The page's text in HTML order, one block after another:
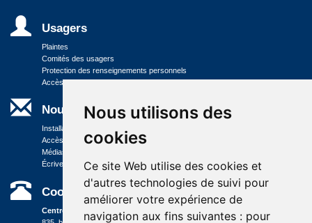
Nous utilisons des
cookies
Ce site Web utilise des cookies et
d'autres technologies de suivi pour
améliorer votre expérience de
navigation aux fins suivantes : pour
Usagers
Plaintes
Comités des usagers
Protection des renseignements personnels
Accès aux documents des organismes publics
Nous joindre
Installations
Accès à l'information
Médias
Écrivez-nous
Coordonnées
Centre administratif